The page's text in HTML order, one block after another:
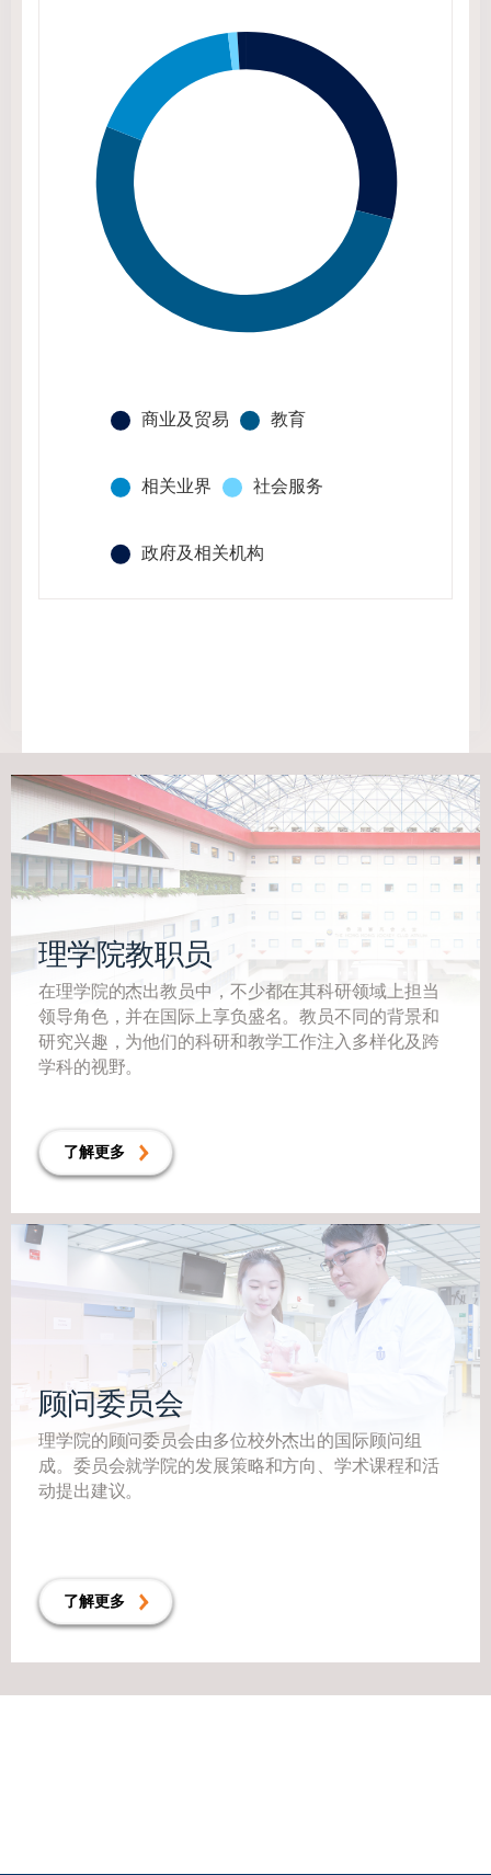
商业及贸易 教育
相关业界 社会服务
政府及相关机构
理学院教职员
在理学院的杰出教员中，不少都在其科研领域上担当
领导角色，并在国际上享负盛名。教员不同的背景和
研究兴趣，为他们的科研和教学工作注入多样化及跨
学科的视野。
了解更多
顾问委员会
理学院的顾问委员会由多位校外杰出的国际顾问组
成。委员会就学院的发展策略和方向、学术课程和活
动提出建议。
了解更多